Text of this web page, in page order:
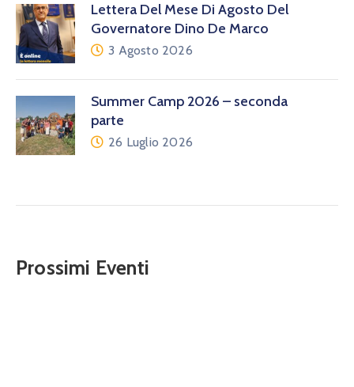
Lettera Del Mese Di Agosto Del
Governatore Dino De Marco
3 Agosto 2026
Summer Camp 2026 – seconda
parte
26 Luglio 2026
Prossimi Eventi